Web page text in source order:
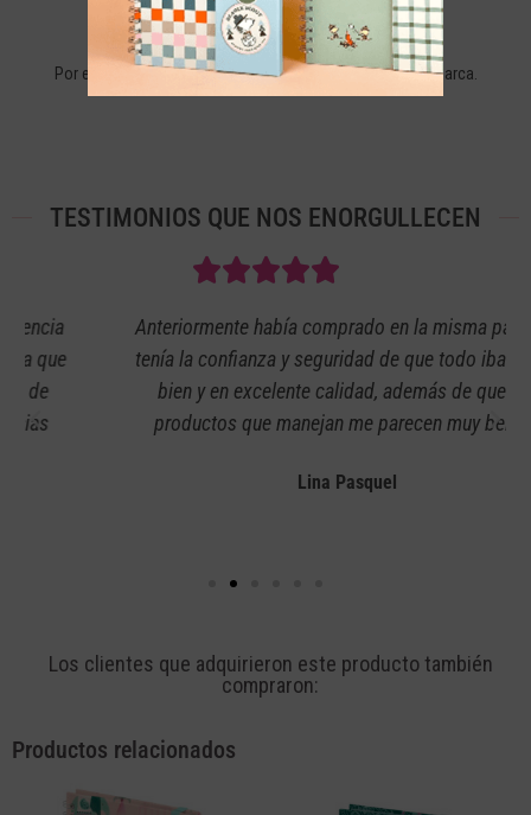
+40 AÑOS DE EXPERIENCIA
Por eso más de 110.000 seguidores confían en nuestra marca.
TESTIMONIOS QUE NOS ENORGULLECEN
Anteriormente había comprado en la misma página y
tenía la confianza y seguridad de que todo iba a salir
bien y en excelente calidad, además de que los
productos que manejan me parecen muy bellos.
Lina Pasquel
Los clientes que adquirieron este producto también
compraron:
Productos relacionados